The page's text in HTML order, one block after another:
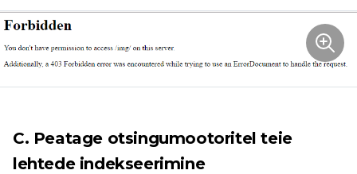
C. Peatage otsingumootoritel teie
lehtede indekseerimine